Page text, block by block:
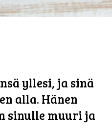
yllesi, ja sinä
alla. Hänen
sinulle muuri ja